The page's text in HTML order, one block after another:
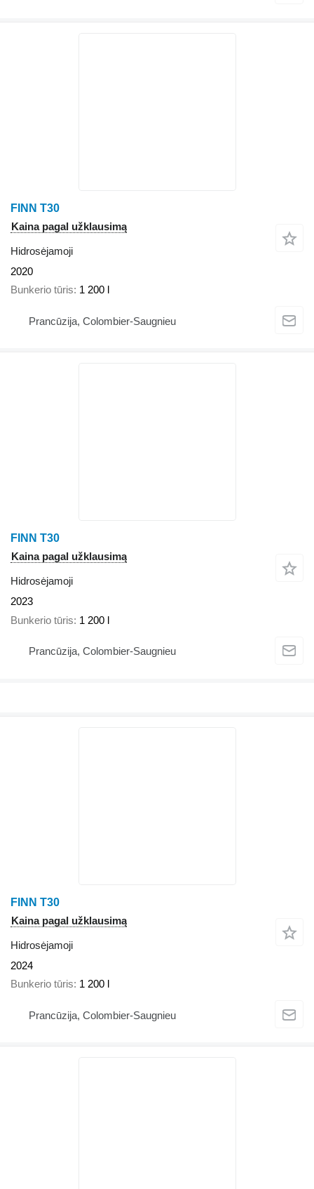
FINN T30
Kaina pagal užklausimą
Hidrosėjamoji
2020
Bunkerio tūris 1 200 l
Prancūzija, Colombier-Saugnieu
FINN T30
Kaina pagal užklausimą
Hidrosėjamoji
2023
Bunkerio tūris 1 200 l
Prancūzija, Colombier-Saugnieu
FINN T30
Kaina pagal užklausimą
Hidrosėjamoji
2024
Bunkerio tūris 1 200 l
Prancūzija, Colombier-Saugnieu